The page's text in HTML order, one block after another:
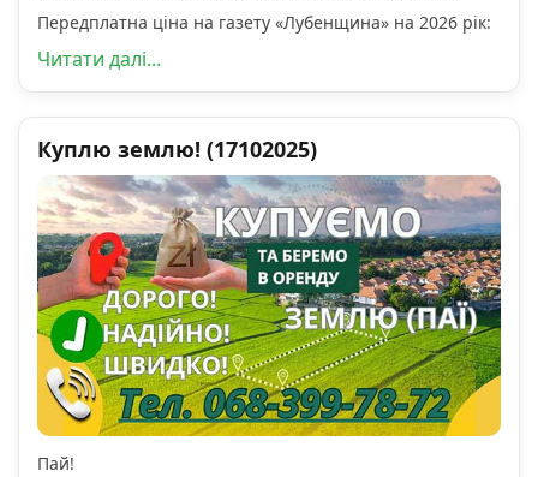
Передплатна ціна на газету «Лубенщина» на 2026 рік:
Читати далі...
Куплю землю! (17102025)
Пай!